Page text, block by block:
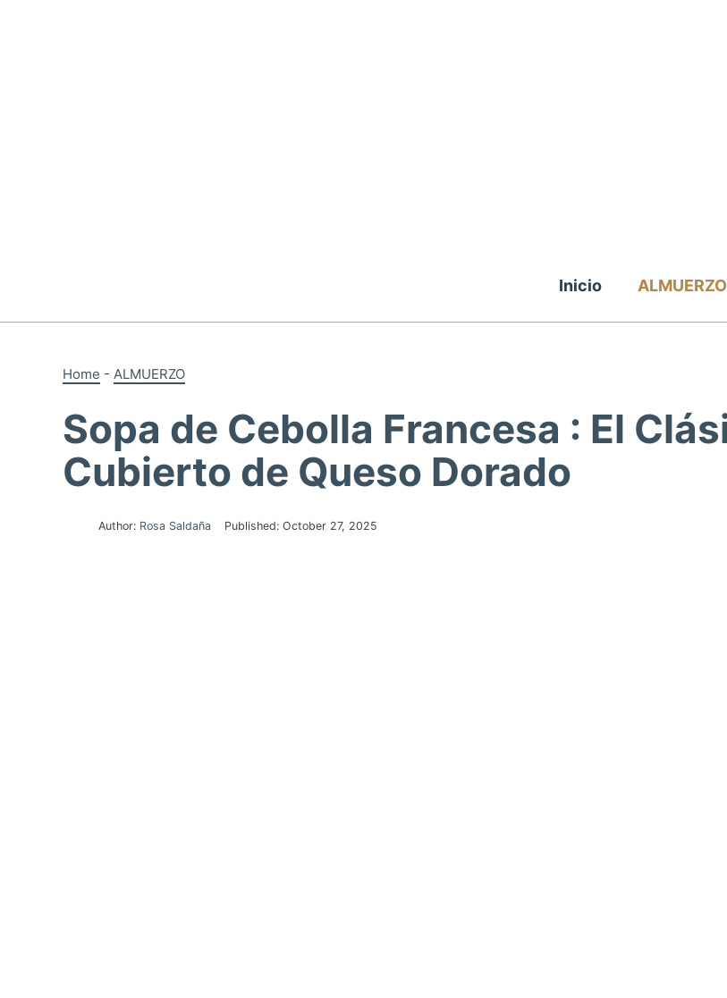
Inicio ALMUERZO
Home - ALMUERZO
Sopa de Cebolla Francesa : El
Cubierto de Queso Dorado
Author: Rosa Saldaña Published: October 27, 2025